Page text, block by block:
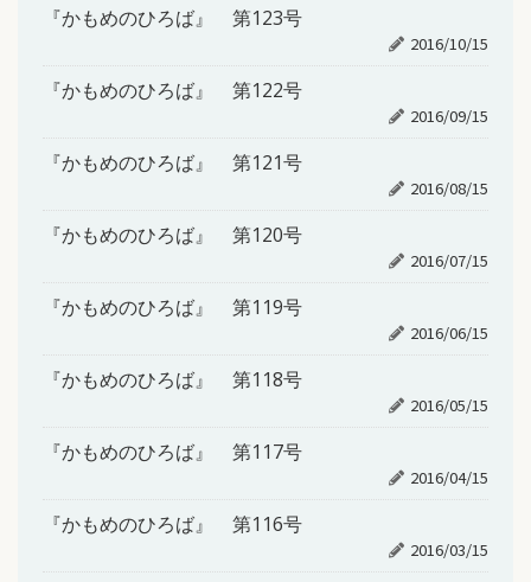
『かもめのひろば』 第123号
2016/10/15
『かもめのひろば』 第122号
2016/09/15
『かもめのひろば』 第121号
2016/08/15
『かもめのひろば』 第120号
2016/07/15
『かもめのひろば』 第119号
2016/06/15
『かもめのひろば』 第118号
2016/05/15
『かもめのひろば』 第117号
2016/04/15
『かもめのひろば』 第116号
2016/03/15